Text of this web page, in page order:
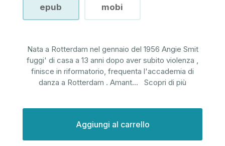
epub mobi
Nata a Rotterdam nel gennaio del 1956 Angie Smit
fuggi' di casa a 13 anni dopo aver subito violenza ,
finisce in riformatorio, frequenta l'accademia di
danza a Rotterdam . Amant... Scopri di più